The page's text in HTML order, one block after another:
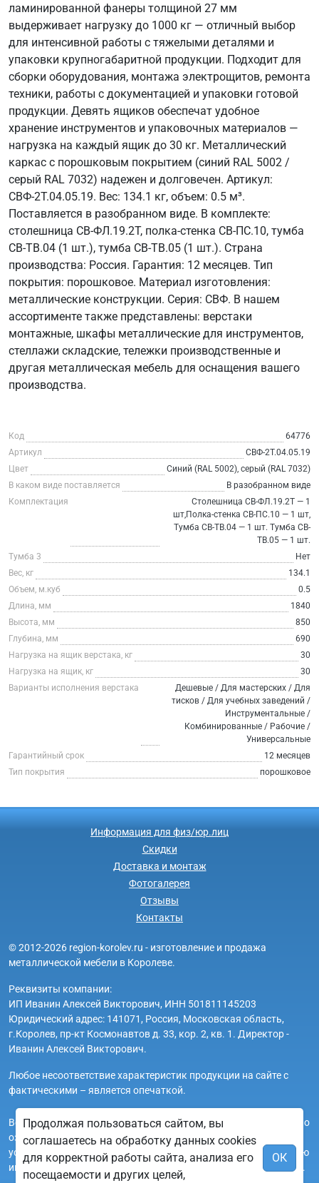
ламинированной фанеры толщиной 27 мм
выдерживает нагрузку до 1000 кг — отличный выбор
для интенсивной работы с тяжелыми деталями и
упаковки крупногабаритной продукции. Подходит для
сборки оборудования, монтажа электрощитов, ремонта
техники, работы с документацией и упаковки готовой
продукции. Девять ящиков обеспечат удобное
хранение инструментов и упаковочных материалов —
нагрузка на каждый ящик до 30 кг. Металлический
каркас с порошковым покрытием (синий RAL 5002 /
серый RAL 7032) надежен и долговечен. Артикул:
СВФ-2Т.04.05.19. Вес: 134.1 кг, объем: 0.5 м³.
Поставляется в разобранном виде. В комплекте:
столешница СВ-ФЛ.19.2Т, полка-стенка СВ-ПС.10, тумба
СВ-ТВ.04 (1 шт.), тумба СВ-ТВ.05 (1 шт.). Страна
производства: Россия. Гарантия: 12 месяцев. Тип
покрытия: порошковое. Материал изготовления:
металлические конструкции. Серия: СВФ. В нашем
ассортименте также представлены: верстаки
монтажные, шкафы металлические для инструментов,
стеллажи складские, тележки производственные и
другая металлическая мебель для оснащения вашего
производства.
Код
64776
Артикул
СВФ-2Т.04.05.19
Цвет
Синий (RAL 5002), серый (RAL 7032)
В каком виде поставляется
В разобранном виде
Комплектация
Столешница СВ-ФЛ.19.2Т — 1
шт,Полка-стенка СВ-ПС.10 — 1 шт,
Тумба СВ-ТВ.04 — 1 шт. Тумба СВ-
ТВ.05 — 1 шт.
Тумба 3
Нет
Вес, кг
134.1
Объем, м.куб
0.5
Длина, мм
1840
Высота, мм
850
Глубина, мм
690
Нагрузка на ящик верстака, кг
30
Нагрузка на ящик, кг
30
Варианты исполнения верстака
Дешевые / Для мастерских / Для
тисков / Для учебных заведений /
Инструментальные /
Комбинированные / Рабочие /
Универсальные
Гарантийный срок
12 месяцев
Тип покрытия
порошковое
Информация для физ/юр.лиц
Скидки
Доставка и монтаж
Фотогалерея
Отзывы
Контакты
© 2012-2026 region-korolev.ru - изготовление и продажа
металлической мебели в Королеве.
Реквизиты компании:
ИП Иванин Алексей Викторович, ИНН 501811145203
Юридический адрес: 141071, Россия, Московская область,
г.Королев, пр-кт Космонавтов д. 33, кор. 2, кв. 1. Директор -
Иванин Алексей Викторович.
Любое несоответствие характеристик продукции на сайте с
фактическими – является опечаткой.
Вся информация на сайте region-korolev.ru носит исключительно
ознакомительный и справочный характер и ни при каких
условиях не является публичной офертой. Всю дополнительную
информацию можно узнать по телефонам указанным на сайте.
Продолжая пользоваться сайтом, вы
соглашаетесь на обработку данных cookies
для корректной работы сайта, анализа его
посещаемости и других целей,
ОК